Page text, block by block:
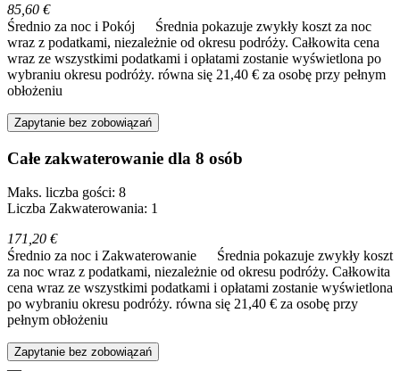
85,60 €
Średnio za noc i Pokój
Średnia pokazuje zwykły koszt za noc
wraz z podatkami, niezależnie od okresu podróży. Całkowita cena
wraz ze wszystkimi podatkami i opłatami zostanie wyświetlona po
wybraniu okresu podróży. równa się 21,40 € za osobę przy pełnym
obłożeniu
Zapytanie bez zobowiązań
Całe zakwaterowanie dla 8 osób
Maks. liczba gości: 8
Liczba Zakwaterowania: 1
171,20 €
Średnio za noc i Zakwaterowanie
Średnia pokazuje zwykły koszt
za noc wraz z podatkami, niezależnie od okresu podróży. Całkowita
cena wraz ze wszystkimi podatkami i opłatami zostanie wyświetlona
po wybraniu okresu podróży. równa się 21,40 € za osobę przy
pełnym obłożeniu
Zapytanie bez zobowiązań
—